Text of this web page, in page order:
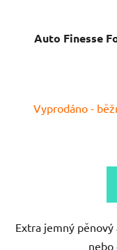
Auto Finesse
Vyprodáno -
Extra jemný
nebo